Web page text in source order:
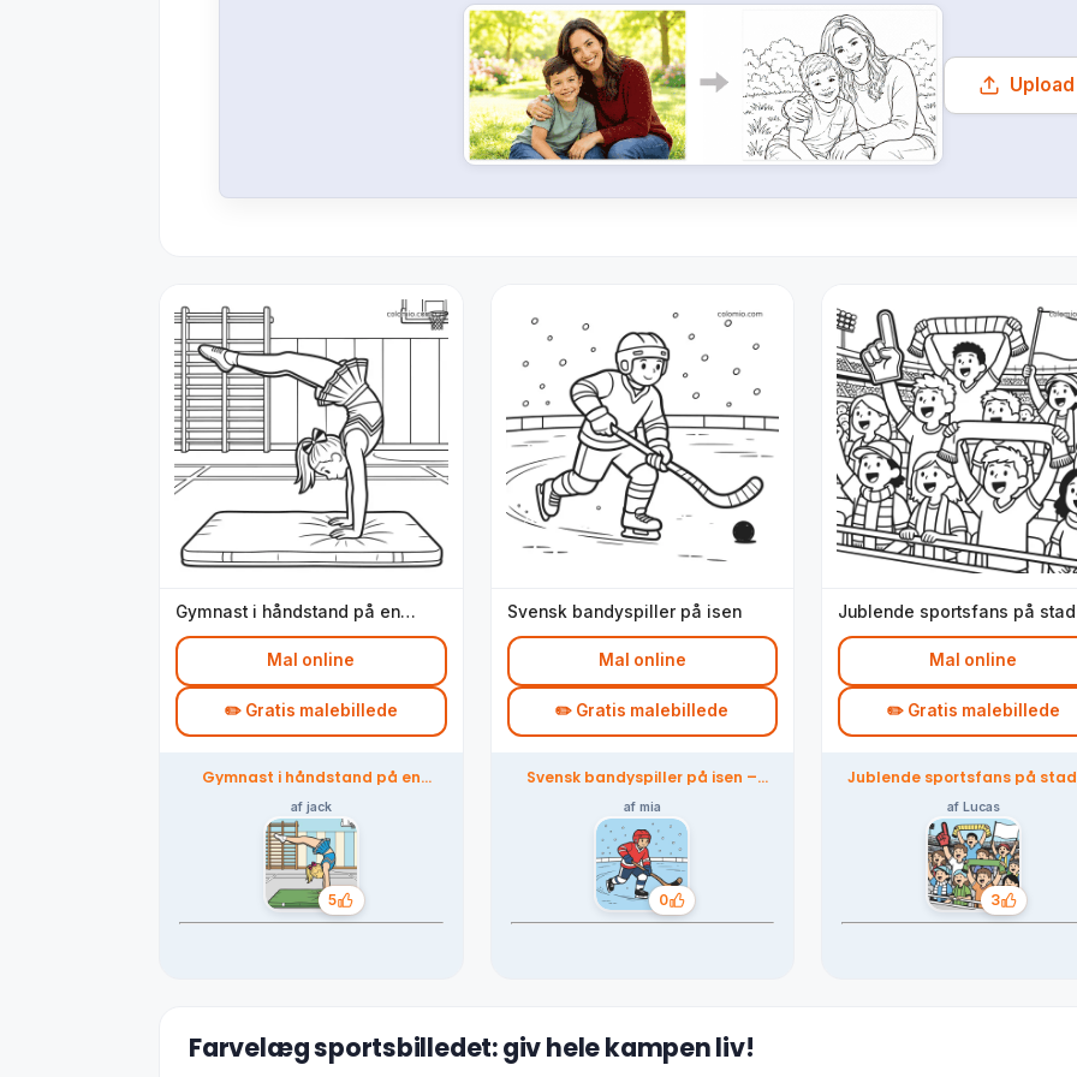
Gymnast i håndstand på en
måtte
Mal online
✏️ Gratis malebillede
Gymnast i håndstand på en
fællesskabet
af jack
5
Likes
Svensk bandyspiller på isen
Mal online
✏️ Gratis malebillede
Svensk bandyspiller på isen –
af mia
0
Likes
Jublende sportsfans på
Mal online
✏️ Gratis malebillede
Jublende sportsfans på
af Lucas
3
Likes
Farvelæg sportsbilledet: giv hele kampen liv!